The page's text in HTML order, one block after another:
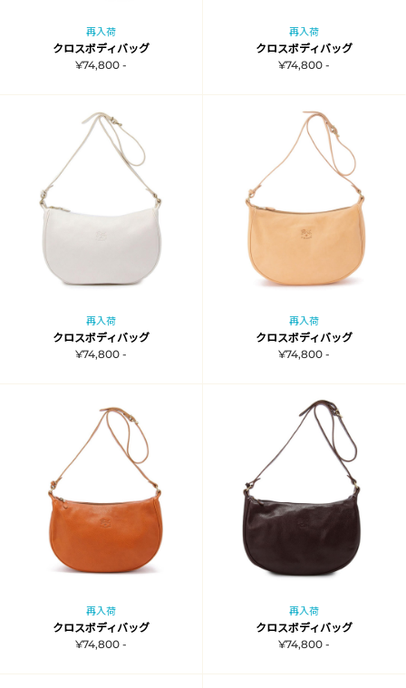
再入荷
クロスボディバッグ
¥74,800 -
再入荷
クロスボディバッグ
¥74,800 -
再入荷
クロスボディバッグ
¥74,800 -
再入荷
クロスボディバッグ
¥74,800 -
再入荷
クロスボディバッグ
¥74,800 -
再入荷
クロスボディバッグ
¥74,800 -